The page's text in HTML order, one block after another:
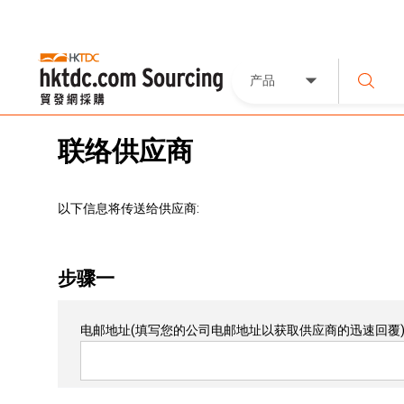
产品
联络供应商
以下信息将传送给供应商:
步骤一
电邮地址(填写您的公司电邮地址以获取供应商的迅速回覆)